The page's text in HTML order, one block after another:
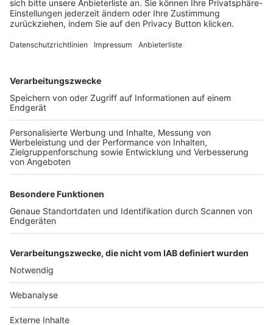
FOLGE DEM BFV
TOP-VEREINE
TOP-PARTNER
Nutzungsbedingungen Datenschutz Impressum